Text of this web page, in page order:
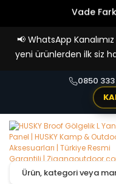
Vade
📢 WhatsApp
yeni ürünlerden ilk siz
0850 333